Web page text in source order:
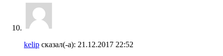
kelip сказал(-а): 21.12.2017 22:52